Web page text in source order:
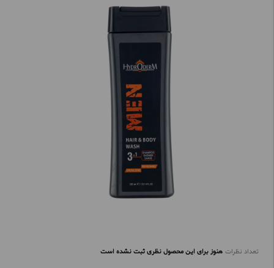
تعداد نظرات هنوز برای این محصول نظری ثبت نشده است